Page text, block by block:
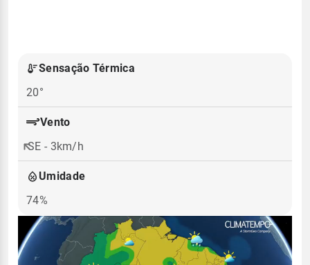
Sensação Térmica
20°
Vento
SE - 3km/h
Umidade
74%